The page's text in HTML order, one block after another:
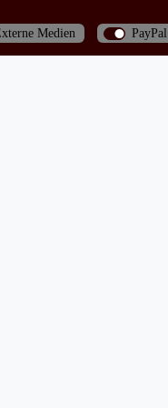
Medien PayPal